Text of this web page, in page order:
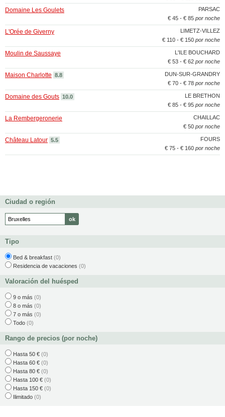
PARSAC
Domaine Les Goulets
€ 45 - € 85 por noche
LIMETZ-VILLEZ
L'Orée de Giverny
€ 110 - € 150 por noche
L'ILE BOUCHARD
Moulin de Saussaye
€ 53 - € 62 por noche
DUN-SUR-GRANDRY
Maison Charlotte 8.8
€ 70 - € 78 por noche
LE BRETHON
Domaine des Gouts 10.0
€ 85 - € 95 por noche
CHAILLAC
La Rembergeronerie
€ 50 por noche
FOURS
Château Latour 5.5
€ 75 - € 160 por noche
Ciudad o región
Tipo
Bed & breakfast (0)
Residencia de vacaciones (0)
Valoración del huésped
9 o más (0)
8 o más (0)
7 o más (0)
Todo (0)
Rango de precios (por noche)
Hasta 50 € (0)
Hasta 60 € (0)
Hasta 80 € (0)
Hasta 100 € (0)
Hasta 150 € (0)
Ilimitado (0)